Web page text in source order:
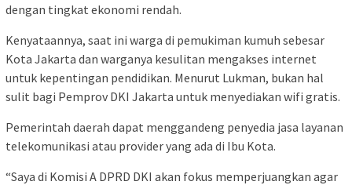
dengan tingkat ekonomi rendah.
Kenyataannya, saat ini warga di pemukiman kumuh sebesar
Kota Jakarta dan warganya kesulitan mengakses internet
untuk kepentingan pendidikan. Menurut Lukman, bukan hal
sulit bagi Pemprov DKI Jakarta untuk menyediakan wifi gratis.
Pemerintah daerah dapat menggandeng penyedia jasa layanan
telekomunikasi atau provider yang ada di Ibu Kota.
“Saya di Komisi A DPRD DKI akan fokus memperjuangkan agar